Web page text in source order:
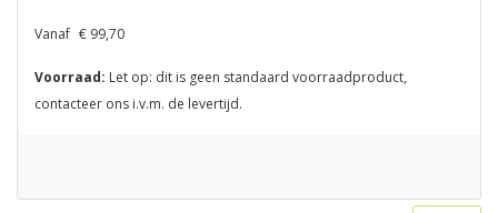
Vanaf € 99,70
Voorraad: Let op: dit is geen standaard voorraadproduct,
contacteer ons i.v.m. de levertijd.